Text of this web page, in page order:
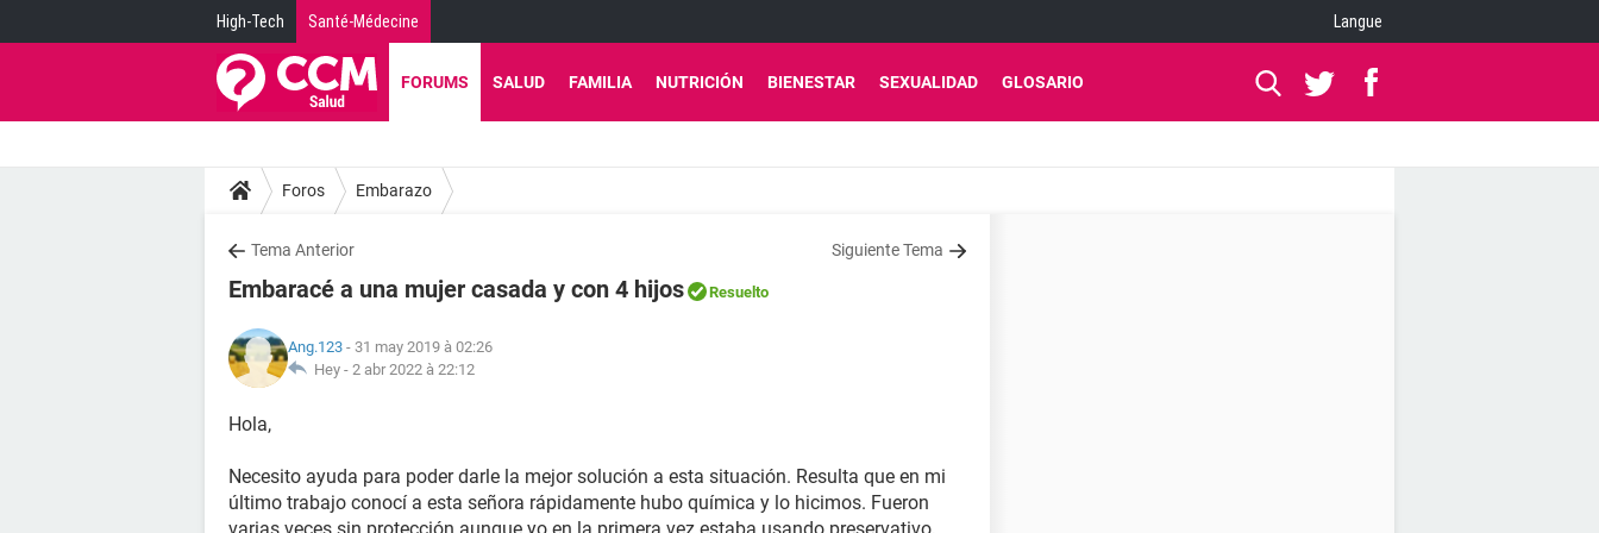
High-Tech Santé-Médecine Langue
FORUMS SALUD FAMILIA NUTRICIÓN BIENESTAR SEXUALIDAD GLOSARIO
Foros Embarazo
Tema Anterior Siguiente Tema
Embaracé a una mujer casada y con 4 hijos Resuelto
Ang.123 - 31 may 2019 à 02:26
Hey - 2 abr 2022 à 22:12
Hola,
Necesito ayuda para poder darle la mejor solución a esta situación. Resulta que en mi
último trabajo conocí a esta señora rápidamente hubo química y lo hicimos. Fueron